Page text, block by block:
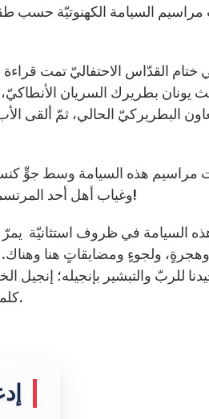
السيامة الكهنوتيّة حسب
ختام القدّاس الاحتفاليّ تمت قراءة
يونان بطريرك السريان
البطريركيّ الحالي، ثمّ ألقى
مراسيم هذه السيامة وسط جوٍّ كنسيّ
وغياب أهل أحد المرتسمين وعدم قدرتهم على المشاركة في سيامة ابنهم بسبب هجرتهم إلى خارج البلد!
السيامة في ظروف استثانيّة يمرّ
وهجرةٍ، ولجوءٍ ومضايقاتٍ هنا وهناك.
للربّ والتبشير بإنجيله؛
كلمة المسيح وتوطيد الإخوة في إيمانهم وزرع الأمان والسلام بين بني البشر أجمعين.